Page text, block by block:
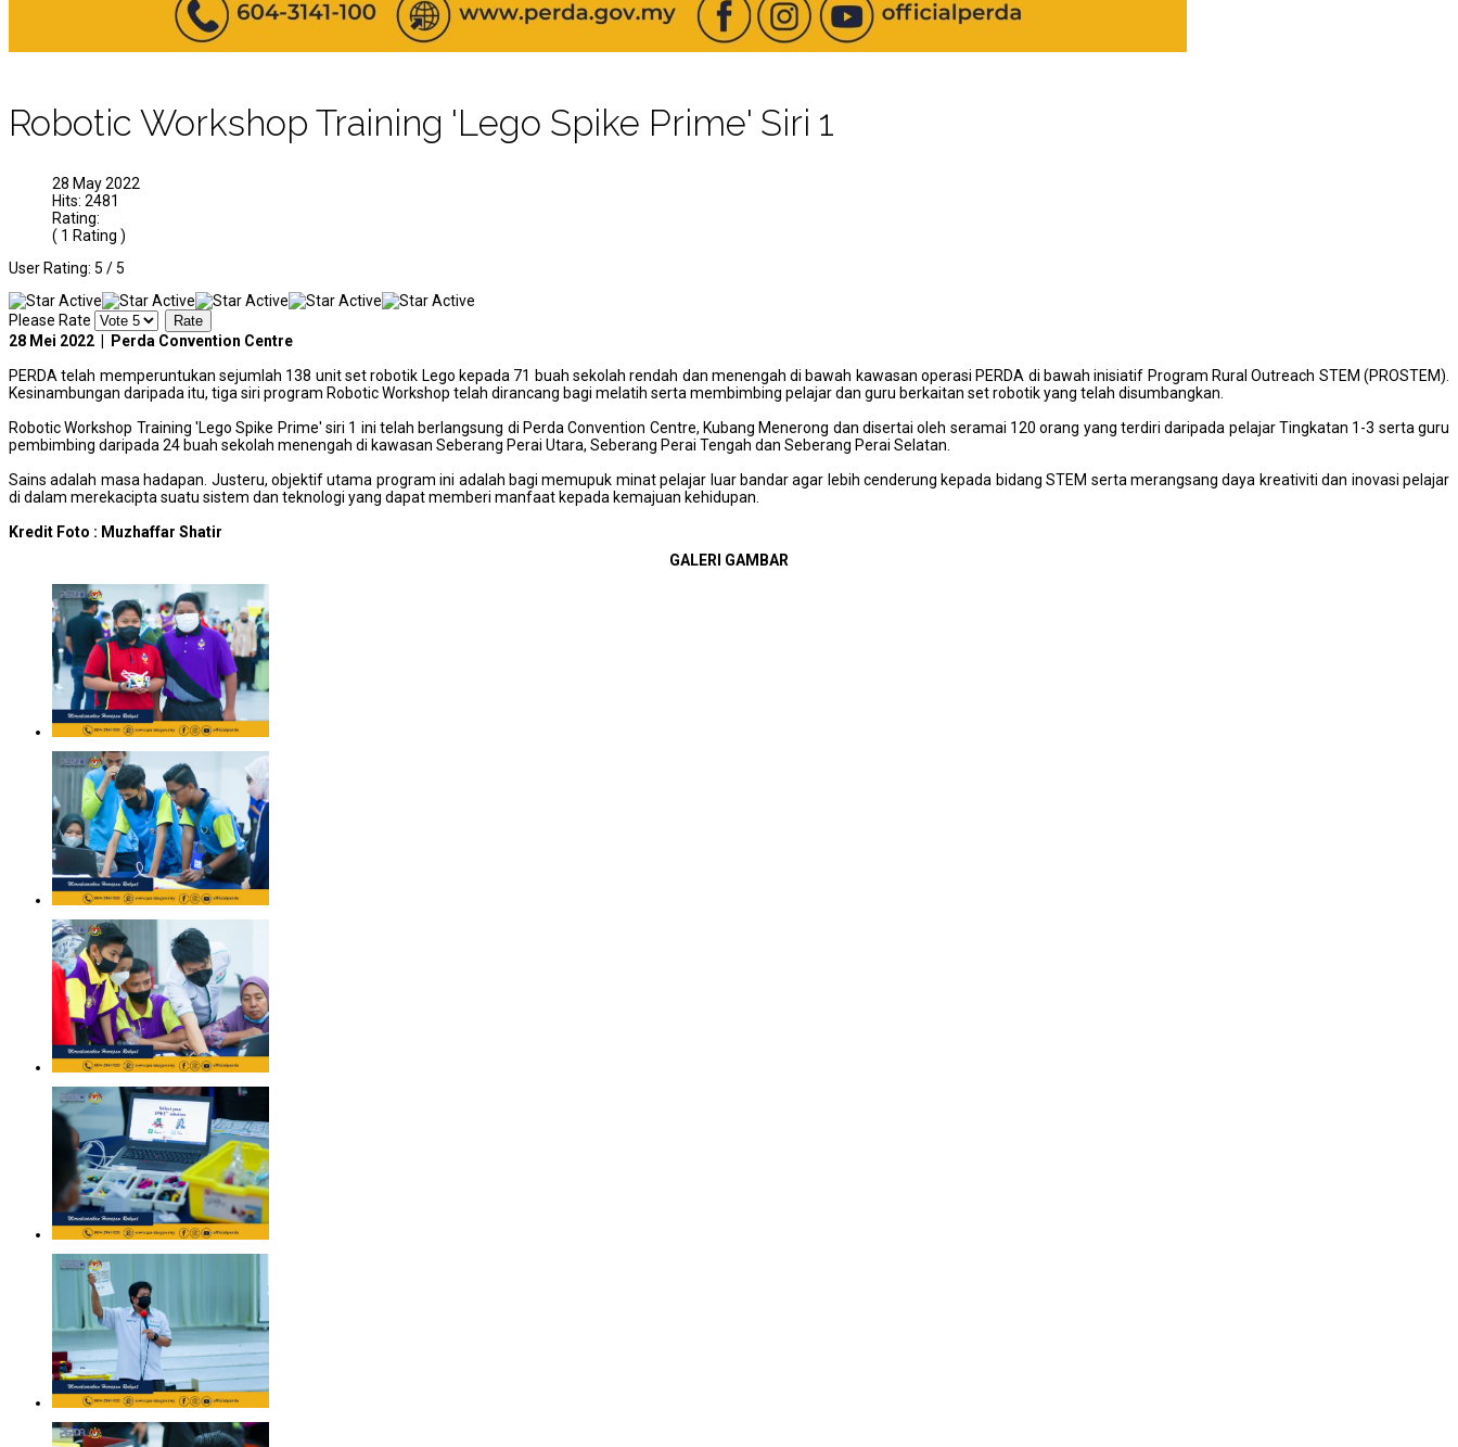
Robotic Workshop Training 'Lego Spike Prime' Siri 1
28 May 2022
Hits: 2481
Rating:
( 1 Rating )
User Rating: 5 /5
Please Rate
28 Mei 2022 | Perda Convention Centre
PERDA telah memperuntukan sejumlah 138 unit set robotik Lego kepada 71 buah sekolah rendah dan menengah di bawah kawasan operasi PERDA di bawah inisiatif Program Rural Outreach STEM (PROSTEM).
Kesinambungan daripada itu, tiga siri program Robotic Workshop telah dirancang bagi melatih serta membimbing pelajar dan guru berkaitan set robotik yang telah disumbangkan.
Robotic Workshop Training 'Lego Spike Prime' siri 1 ini telah berlangsung di Perda Convention Centre, Kubang Menerong dan disertai oleh seramai 120 orang yang terdiri daripada pelajar Tingkatan 1-3 serta guru
pembimbing daripada 24 buah sekolah menengah di kawasan Seberang Perai Utara, Seberang Perai Tengah dan Seberang Perai Selatan.
Sains adalah masa hadapan. Justeru, objektif utama program ini adalah bagi memupuk minat pelajar luar bandar agar lebih cenderung kepada bidang STEM serta merangsang daya kreativiti dan inovasi pelajar
di dalam merekacipta suatu sistem dan teknologi yang dapat memberi manfaat kepada kemajuan kehidupan.
Kredit Foto : Muzhaffar Shatir
GALERI GAMBAR